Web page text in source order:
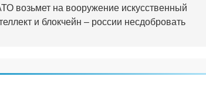
возьмет на вооружение искусственный
и блокчейн – россии несдобровать